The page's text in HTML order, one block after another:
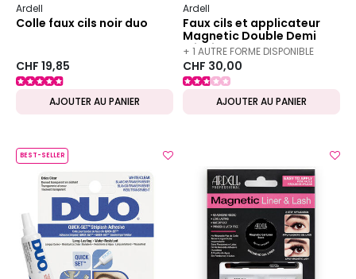
Ardell
Colle faux cils noir duo
CHF 19,85
AJOUTER AU PANIER
Ardell
Faux cils et applicateur
Magnetic Double Demi
Wispies
+ 1 AUTRE FORME DISPONIBLE
CHF 30,00
AJOUTER AU PANIER
BEST-SELLER